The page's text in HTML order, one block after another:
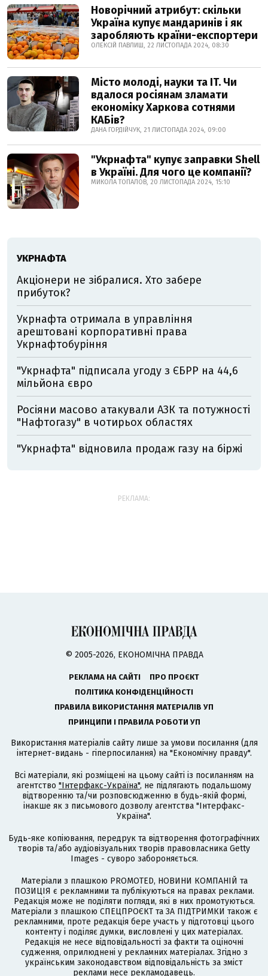
Новорічний атрибут: скільки
Україна купує мандаринів і як
заробляють країни-експортери
ОЛЕКСІЙ ПАВЛИШ, 22 ЛИСТОПАДА 2024, 08:30
Місто молоді, науки та IT. Чи
вдалося росіянам зламати
економіку Харкова сотнями
КАБів?
ДАНА ГОРДІЙЧУК, 21 ЛИСТОПАДА 2024, 09:00
"Укрнафта" купує заправки Shell
в Україні. Для чого це компанії?
МИКОЛА ТОПАЛОВ, 20 ЛИСТОПАДА 2024, 15:10
УКРНАФТА
Акціонери не зібралися. Хто забере
прибуток?
Укрнафта отримала в управління
арештовані корпоративні права
Укрнафтобуріння
"Укрнафта" підписала угоду з ЄБРР на 44,6
мільйона євро
Росіяни масово атакували АЗК та потужності
"Нафтогазу" в чотирьох областях
"Укрнафта" відновила продаж газу на біржі
РЕКЛАМА:
© 2005-2026, ЕКОНОМІЧНА ПРАВДА
РЕКЛАМА НА САЙТІ
ПРО ПРОЄКТ
ПОЛІТИКА КОНФІДЕНЦІЙНОСТІ
ПРАВИЛА ВИКОРИСТАННЯ МАТЕРІАЛІВ УП
ПРИНЦИПИ І ПРАВИЛА РОБОТИ УП
Використання матеріалів сайту лише за умови посилання (для
інтернет-видань - гіперпосилання) на "Економічну правду".
Всі матеріали, які розміщені на цьому сайті із посиланням на
агентство "Інтерфакс-Україна", не підлягають подальшому
відтворенню та/чи розповсюдженню в будь-якій формі,
інакше як з письмового дозволу агентства "Інтерфакс-
Україна".
Будь-яке копіювання, передрук та відтворення фотографічних
творів та/або аудіовізуальних творів правовласника Getty
Images - суворо забороняється.
Матеріали з плашкою PROMOTED, НОВИНИ КОМПАНІЙ та
ПОЗИЦІЯ є рекламними та публікуються на правах реклами.
Редакція може не поділяти погляди, які в них промотуються.
Матеріали з плашкою СПЕЦПРОЄКТ та ЗА ПІДТРИМКИ також є
рекламними, проте редакція бере участь у підготовці цього
контенту і поділяє думки, висловлені у цих матеріалах.
Редакція не несе відповідальності за факти та оціночні
судження, оприлюднені у рекламних матеріалах. Згідно з
українським законодавством відповідальність за зміст
реклами несе рекламодавець.